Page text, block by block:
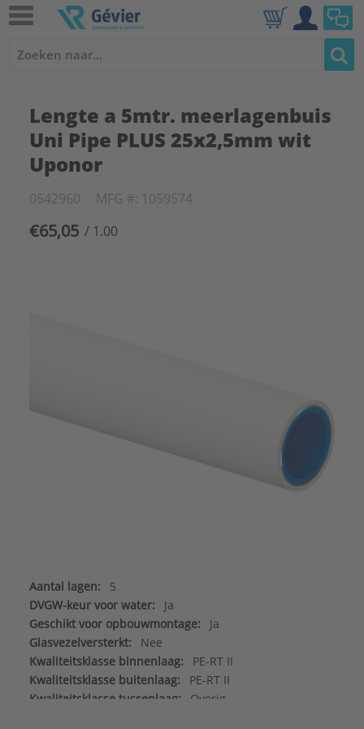
Lengte a 5mtr. meerlagenbuis
Uni Pipe PLUS 25x2,5mm wit
Uponor
0542960 MFG #: 1059574
€65,05 / 1.00
Aantal lagen:
5
DVGW-keur voor water:
Ja
Geschikt voor opbouwmontage:
Ja
Glasvezelversterkt:
Nee
Kwaliteitsklasse binnenlaag:
PE-RT II
Kwaliteitsklasse buitenlaag:
PE-RT II
Kwaliteitsklasse tussenlaag:
Overig